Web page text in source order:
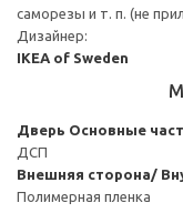
саморезы и т. п. (не
Дизайнер:
IKEA of Sweden
Дверь Основные
ДСП
Внешняя сторона/
Полимерная пленка